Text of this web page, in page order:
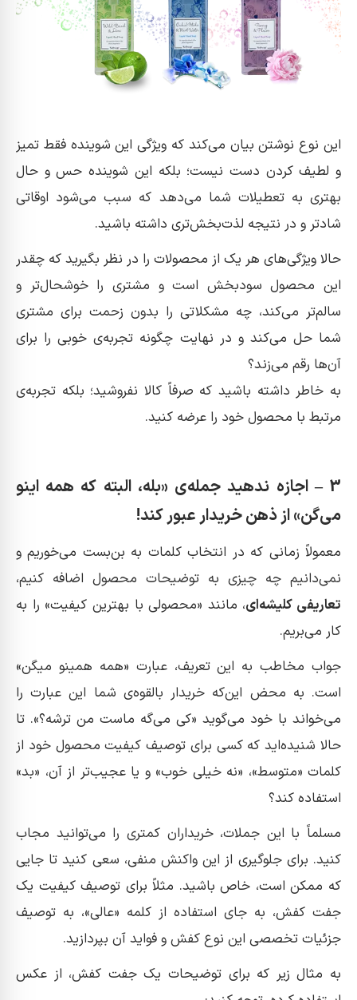
این نوع نوشتن بیان می‌کند که ویژگی این شوینده فقط تمیز
و لطیف کردن دست نیست؛ بلکه این شوینده حس و حال
بهتری به تعطیلات شما می‌دهد که سبب می‌شود اوقاتی
شادتر و در نتیجه لذت‌بخش‌تری داشته باشید.
حالا ویژگی‌های هر یک از محصولات را در نظر بگیرید که چقدر
این محصول سودبخش است و مشتری را خوشحال‌تر و
سالم‌تر می‌کند، چه مشکلاتی را بدون زحمت برای مشتری
شما حل می‌کند و در نهایت چگونه تجربه‌ی خوبی را برای
آن‌ها رقم می‌زند؟
به خاطر داشته باشید که صرفاً کالا نفروشید؛ بلکه تجربه‌ی
مرتبط با محصول خود را عرضه کنید.
3 – اجازه ندهید جمله‌ی «بله، البته که همه اینو
می‌گن» از ذهن خریدار عبور کند!
معمولاً زمانی که در انتخاب کلمات به بن‌بست می‌خوریم و
نمی‌دانیم چه چیزی به توضیحات محصول اضافه کنیم،
تعاریفی کلیشه‌ای، مانند «محصولی با بهترین کیفیت» را به
کار می‌بریم.
جواب مخاطب به این تعریف، عبارت «همه همینو میگن»
است. به محض این‌که خریدار بالقوه‌ی شما این عبارت را
می‌خواند با خود می‌گوید «کی می‌گه ماست من ترشه؟». تا
حالا شنیده‌اید که کسی برای توصیف کیفیت محصول خود از
کلمات «متوسط»، «نه خیلی خوب» و یا عجیب‌تر از آن، «بد»
استفاده کند؟
مسلماً با این جملات، خریداران کمتری را می‌توانید مجاب
کنید. برای جلوگیری از این واکنش منفی، سعی کنید تا جایی
که ممکن است، خاص باشید. مثلاً برای توصیف کیفیت یک
جفت کفش، به جای استفاده از کلمه «عالی»، به توصیف
جزئیات تخصصی این نوع کفش و فواید آن بپردازید.
به مثال زیر که برای توضیحات یک جفت کفش، از عکس